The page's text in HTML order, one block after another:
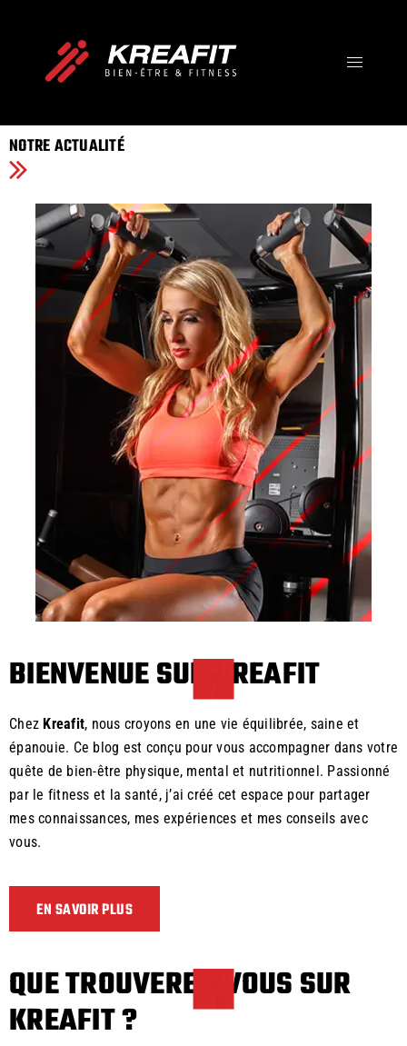
OPINION
NOTRE ACTUALITÉ
BIENVENUE SUR KREAFIT
Chez Kreafit, nous croyons en une vie équilibrée, saine et
épanouie. Ce blog est conçu pour vous accompagner dans votre
quête de bien-être physique, mental et nutritionnel. Passionné
par le fitness et la santé, j’ai créé cet espace pour partager
mes connaissances, mes expériences et mes conseils avec
vous.
EN SAVOIR PLUS
QUE TROUVEREZ-VOUS SUR
KREAFIT ?